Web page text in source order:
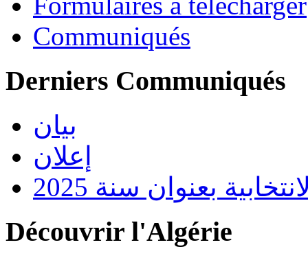
Communiqués
Derniers Communiqués
بيان
إعلان
بعنوان سنة 2025
Découvrir l'Algérie